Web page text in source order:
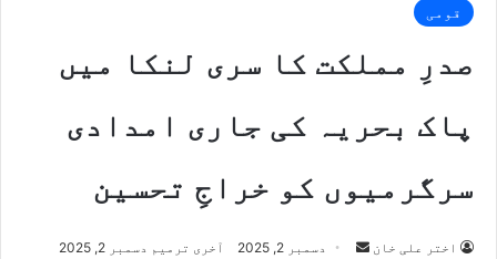
قومی
صدرِ مملکت کا سری لنکا میں
پاک بحریہ کی جاری امدادی
سرگرمیوں کو خراجِ تحسین
اختر علی خان دسمبر 2, 2025 آخری ترمیم دسمبر 2, 2025